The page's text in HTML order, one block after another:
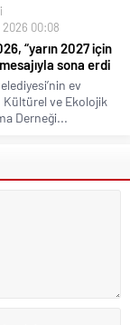
2026 00:08
“yarın 2027 için
sona erdi
ev
ve Ekolojik
Derneği...